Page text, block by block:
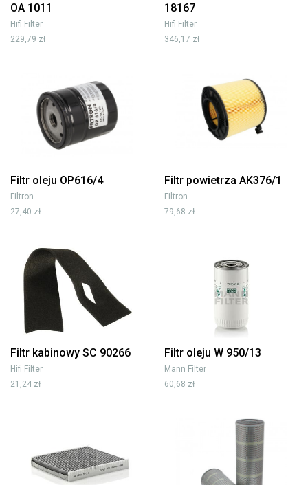
OA 1011
Hifi Filter
229,79 zł
18167
Hifi Filter
346,17 zł
Filtr oleju OP616/4
Filtron
27,40 zł
Filtr powietrza AK376/1
Filtron
79,68 zł
Filtr kabinowy SC 90266
Hifi Filter
21,24 zł
Filtr oleju W 950/13
Mann Filter
60,68 zł